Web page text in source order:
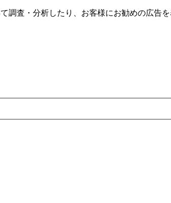
調査・分析したり、お客様にお勧めの広告